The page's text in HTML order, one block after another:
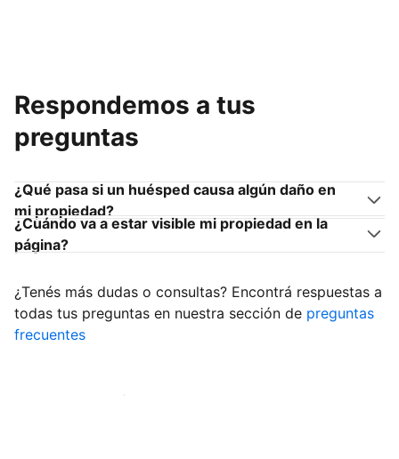
Respondemos a tus
preguntas
¿Qué pasa si un huésped causa algún daño en
mi propiedad?
¿Cuándo va a estar visible mi propiedad en la
página?
¿Tenés más dudas o consultas? Encontrá respuestas a
todas tus preguntas en nuestra sección de preguntas
frecuentes
Empezá a recibir huéspedes